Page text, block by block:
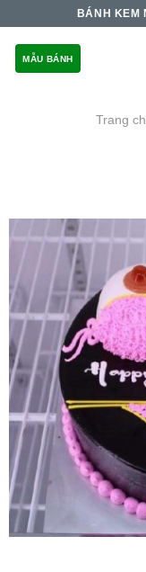
content
BÁNH KEM
MẪU BÁNH
Trang